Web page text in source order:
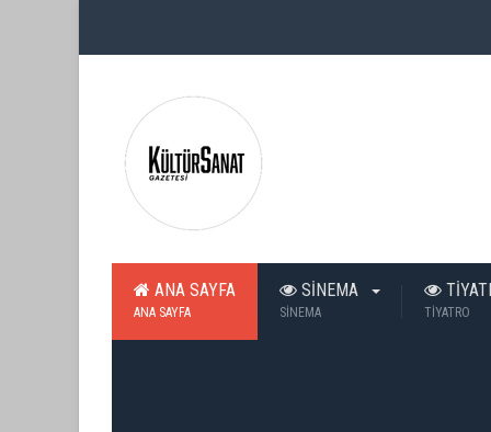
ANA SAYFA
ANA SAYFA
SİNEMA
SİNEMA TİYATRO